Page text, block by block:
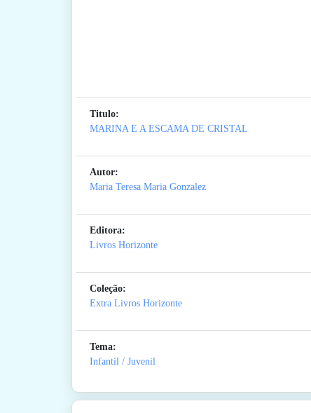
Titulo:
MARINA E A ESCAMA DE CRISTAL
Autor:
Maria Teresa Maria Gonzalez
Editora:
Livros Horizonte
Coleção:
Extra Livros Horizonte
Tema:
Infantil / Juvenil